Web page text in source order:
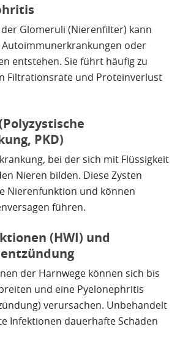
Glomeruli (Nierenfilter) kann
oder
entstehen. Sie führt häufig zu
Filtrationsrate und Proteinverlust
PKD)
bei der sich mit Flüssigkeit
Nieren bilden. Diese Zysten
Nierenfunktion und können
führen.
(HWI) und
der Harnwege können sich bis
und eine Pyelonephritis
verursachen. Unbehandelt
Infektionen dauerhafte Schäden